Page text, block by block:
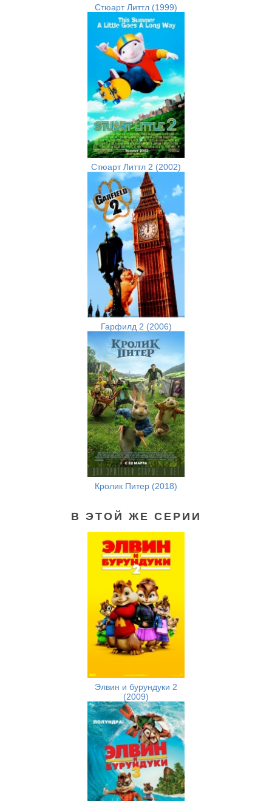
Стюарт Литтл (1999)
Стюарт Литтл 2 (2002)
Гарфилд 2 (2006)
Кролик Питер (2018)
В ЭТОЙ ЖЕ СЕРИИ
Элвин и бурундуки 2
(2009)